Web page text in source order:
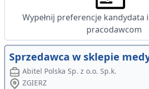
Wypełnij preferencje kandydata
pracodawcom
Sprzedawca w sklepie
Abitel Polska Sp. z o.o. Sp.k.
ZGIERZ